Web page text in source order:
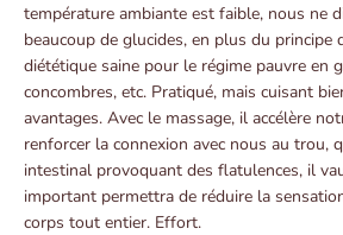
température ambiante est faible, nous ne
beaucoup de glucides, en plus du principe
diététique saine pour le régime pauvre en
concombres, etc. Pratiqué, mais cuisant
avantages. Avec le massage, il accélère
renforcer la connexion avec nous au trou,
intestinal provoquant des flatulences, il
important permettra de réduire la
corps tout entier. Effort.